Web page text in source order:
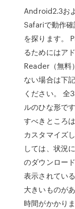
Android2.3お
Safariで動作
を探ります。
るためにはア
Reader（無料
ない場合は下
ください。 全
ルのひな形で
すべきところ
カスタマイズ
しては、状況
のダウンロー
表示されてい
大きいものが
時間がかかり